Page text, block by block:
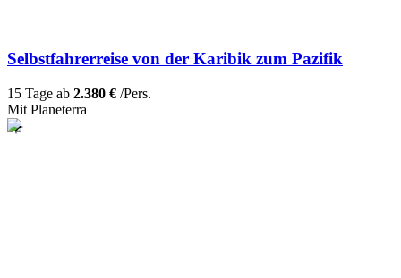
Selbstfahrerreise von der Karibik zum Pazifik
15 Tage ab 2.380 € /Pers.
Mit Planeterra